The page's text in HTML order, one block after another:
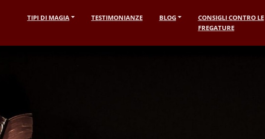
TIPI DI MAGIA TESTIMONIANZE BLOG
CONSIGLI CONTRO LE
FREGATURE